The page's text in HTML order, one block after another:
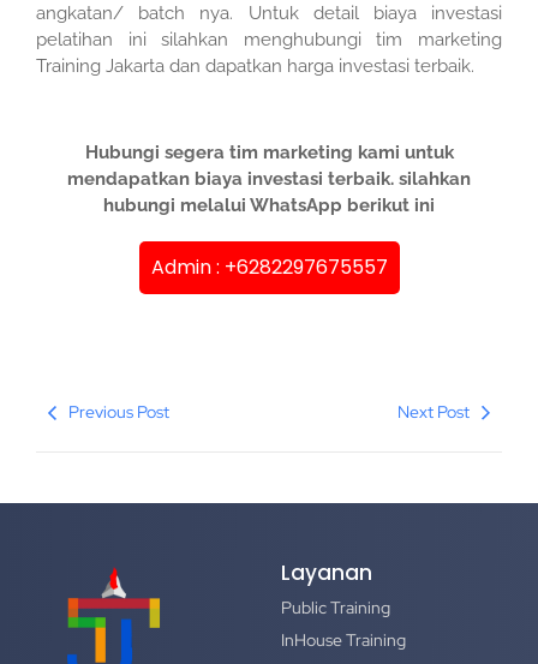
angkatan/ batch nya. Untuk detail biaya investasi
pelatihan ini silahkan menghubungi tim marketing
Training Jakarta dan dapatkan harga investasi terbaik.
Hubungi segera tim marketing kami untuk
mendapatkan biaya investasi terbaik. silahkan
hubungi melalui WhatsApp berikut ini
Admin : +6282297675557
Previous Post Next Post
Layanan
Public Training
InHouse Training